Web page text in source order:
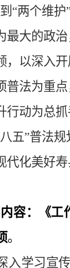
“两个维护
最大的政
，以深入
普法为重
行动为总
五”普法规
代化美好
容：《工
。
入学习宣